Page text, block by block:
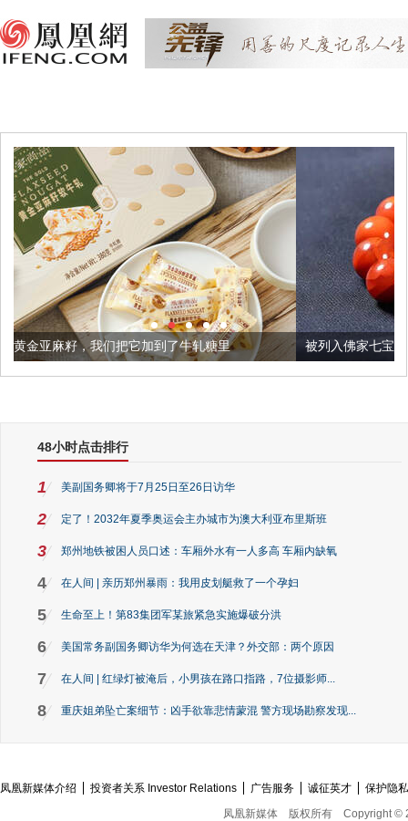
它加到了牛轧糖里 被列入佛家七宝的它到底有多美？
48小时点击排行
1 美副国务卿将于7月25日至26日访华
2 定了！2032年夏季奥运会主办城市为澳大利亚布里斯班
3 郑州地铁被困人员口述：车厢外水有一人多高 车厢内缺氧
4 在人间 | 亲历郑州暴雨：我用皮划艇救了一个孕妇
5 生命至上！第83集团军某旅紧急实施爆破分洪
6 美国常务副国务卿访华为何选在天津？外交部：两个原因
7 在人间 | 红绿灯被淹后，小男孩在路口指路，7位摄影师...
8 重庆姐弟坠亡案细节：凶手欲靠悲情蒙混 警方现场勘察发现...
凤凰新媒体介绍 投资者关系 Investor Relations 广告服务 诚征英才
保护隐
凤凰新媒体
版权所有 Copyright ©